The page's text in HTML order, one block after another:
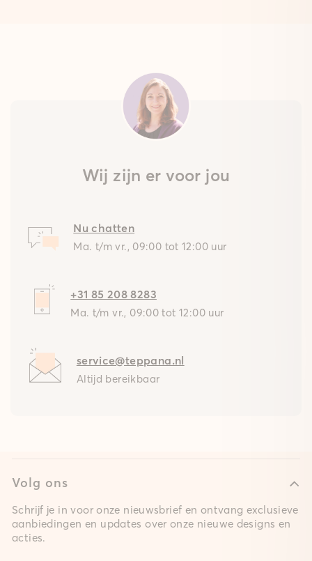
Wij zijn er voor jou
Nu chatten
Ma. t/m vr., 09:00 tot 12:00 uur
+31 85 208 8283
Ma. t/m vr., 09:00 tot 12:00 uur
service@teppana.nl
Altijd bereikbaar
Volg ons
Schrijf je in voor onze nieuwsbrief en ontvang exclusieve
aanbiedingen en updates over onze nieuwe designs en
acties.